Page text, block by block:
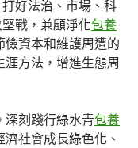
好法治、市場、科
戰，兼顧淨化包養
資本和維護周遭的
方法，增進生態周
深刻踐行綠水青包養
社會成長綠色化、